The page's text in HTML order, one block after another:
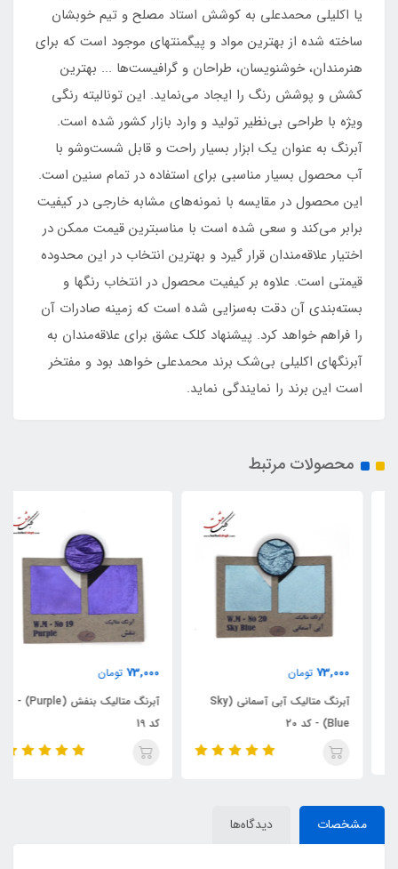
یا اکلیلی محمدعلی به کوشش استاد مصلح و تیم خوبشان
ساخته شده از بهترین مواد و پیگمنتهای موجود است که برای
هنرمندان، خوشنویسان، طراحان و گرافیست‌ها ... بهترین
کشش و پوشش رنگ را ایجاد می‌نماید. این تونالیته رنگی
ویژه با طراحی بی‌نظیر تولید و وارد بازار کشور شده است.
آبرنگ به عنوان یک ابزار بسیار راحت و قابل شست‌وشو با
آب محصول بسیار مناسبی برای استفاده در تمام سنین است.
این محصول در مقایسه با نمونه‌های مشابه خارجی در کیفیت
برابر می‌کند و سعی شده است با مناسبترین قیمت ممکن در
اختیار علاقه‌مندان قرار گیرد و بهترین انتخاب در این محدوده
قیمتی است. علاوه بر کیفیت محصول در انتخاب رنگها و
بسته‌بندی آن دقت به‌سزایی شده است که زمینه صادرات آن
را فراهم خواهد کرد. پیشنهاد کلک عشق برای علاقه‌مندان به
آبرنگهای اکلیلی بی‌شک برند محمدعلی خواهد بود و مفتخر
است این برند را نمایندگی نماید.
محصولات مرتبط
73,000 تومان
آبرنگ متالیک آبی آسمانی (Sky
73,000 تومان
آبرنگ متالیک بنفش (Purple) -
مشخصات دیدگاه‌ها